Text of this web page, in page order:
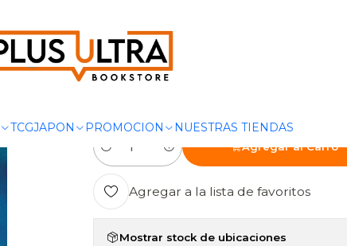
TCGJAPON PROMOCION NUESTRAS TIENDAS
|
LAS GUERRERAS
Cantidad
Agregar al Carro
Agregar a la lista de favoritos
Mostrar stock de ubicaciones